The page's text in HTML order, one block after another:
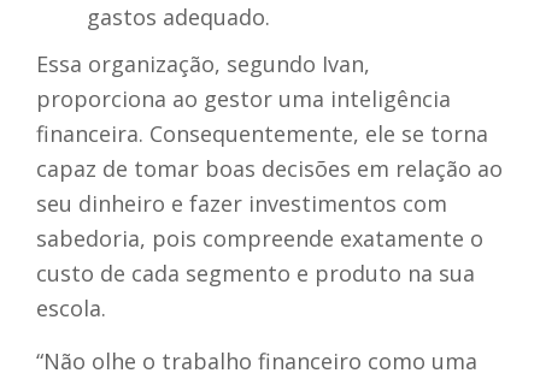
gastos adequado.
Essa organização, segundo Ivan,
proporciona ao gestor uma inteligência
financeira. Consequentemente, ele se torna
capaz de tomar boas decisões em relação ao
seu dinheiro e fazer investimentos com
sabedoria, pois compreende exatamente o
custo de cada segmento e produto na sua
escola.
“Não olhe o trabalho financeiro como uma